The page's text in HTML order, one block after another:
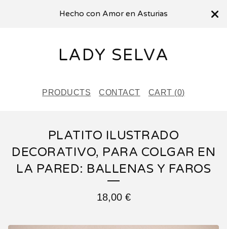
Hecho con Amor en Asturias
LADY SELVA
PRODUCTS CONTACT CART (0)
PLATITO ILUSTRADO
DECORATIVO, PARA COLGAR EN
LA PARED: BALLENAS Y FAROS
18,00 €